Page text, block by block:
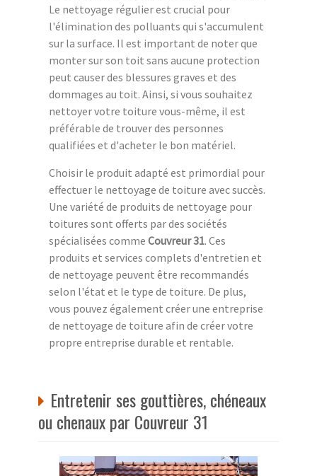
Le nettoyage régulier est crucial pour
l'élimination des polluants qui s'accumulent
sur la surface. Il est important de noter que
monter sur son toit sans aucune protection
peut causer des blessures graves et des
dommages au toit. Ainsi, si vous souhaitez
nettoyer votre toiture vous-même, il est
préférable de trouver des personnes
qualifiées et d'acheter le bon matériel.
Choisir le produit adapté est primordial pour
effectuer le nettoyage de toiture avec succès.
Une variété de produits de nettoyage pour
toitures sont offerts par des sociétés
spécialisées comme Couvreur 31. Ces
produits et services complets d'entretien et
de nettoyage peuvent être recommandés
selon l'état et le type de toiture. De plus,
vous pouvez également créer une entreprise
de nettoyage de toiture afin de créer votre
propre entreprise durable et rentable.
Entretenir ses gouttières, chéneaux
ou chenaux par Couvreur 31